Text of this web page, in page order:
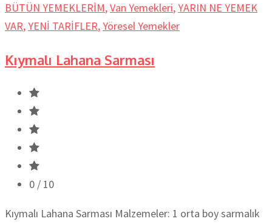
BÜTÜN YEMEKLERİM,Van Yemekleri,YARIN NE YEMEK
VAR,YENİ TARİFLER,Yöresel Yemekler
Kıymalı Lahana Sarması
0 / 10
Kıymalı Lahana Sarması Malzemeler: 1 orta boy sarmalık